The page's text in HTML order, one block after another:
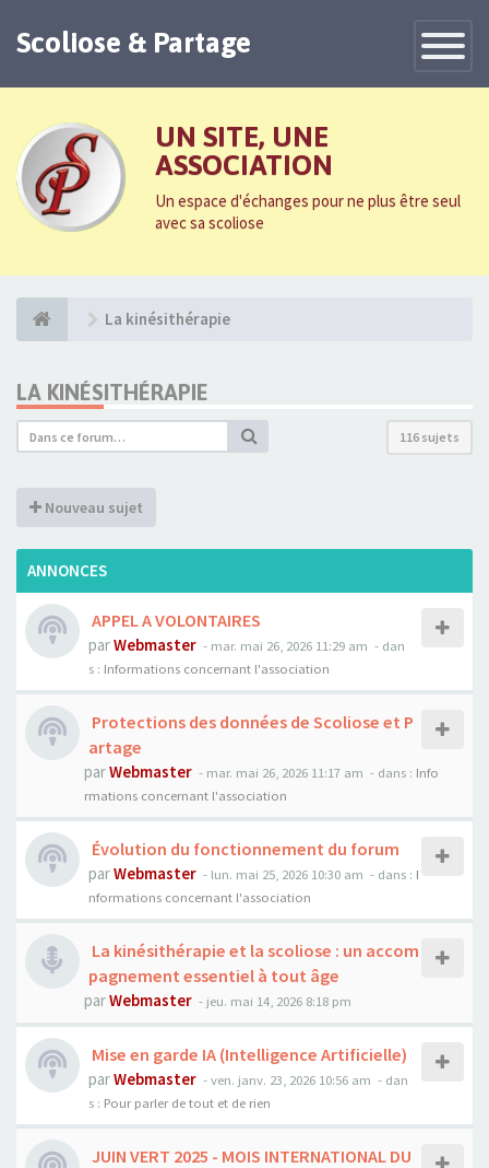
Toggle
Scoliose & Partage
UN SITE, UNE
ASSOCIATION
Un espace d'échanges pour ne plus être seul
avec sa scoliose
La kinésithérapie
LA KINÉSITHÉRAPIE
116 sujets
Nouveau sujet
ANNONCES
APPEL A VOLONTAIRES
parWebmaster - mar. mai 26, 2026 11:29 am - dan
s : Informations concernant l'association
Protections des données de Scoliose et P
artage
parWebmaster - mar. mai 26, 2026 11:17 am - dans : Info
rmations concernant l'association
Évolution du fonctionnement du forum
parWebmaster - lun. mai 25, 2026 10:30 am - dans : I
nformations concernant l'association
La kinésithérapie et la scoliose : un accom
pagnement essentiel à tout âge
parWebmaster - jeu. mai 14, 2026 8:18 pm
Mise en garde IA (Intelligence Artificielle)
parWebmaster - ven. janv. 23, 2026 10:56 am - dan
s : Pour parler de tout et de rien
JUIN VERT 2025 - MOIS INTERNATIONAL DU